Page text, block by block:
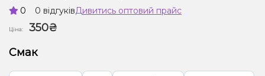
0 0 відгуківДивитись оптовий прайс
Ціна:
350₴
Смак